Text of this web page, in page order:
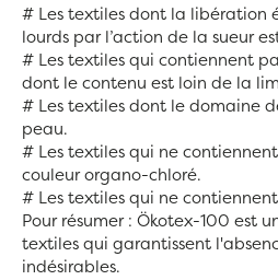
# Les textiles dont la libération
lourds par l’action de la sueur
# Les textiles qui contiennent
dont le contenu est loin de la
# Les textiles dont le domaine
peau.
# Les textiles qui ne
couleur organo-chloré.
# Les textiles qui ne
Pour résumer : Ökotex-100 est
textiles qui garantissent
indésirables.